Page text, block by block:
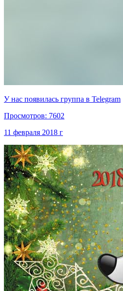
У нас появилась группа в Telegram
Просмотров: 7602
11 февраля 2018 г